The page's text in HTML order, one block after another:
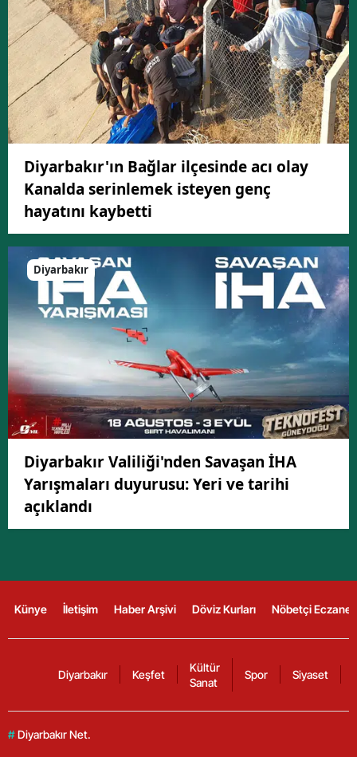
Diyarbakır'ın Bağlar ilçesinde acı olay
Kanalda serinlemek isteyen genç
hayatını kaybetti
Diyarbakır
Diyarbakır Valiliği'nden Savaşan İHA
Yarışmaları duyurusu: Yeri ve tarihi
açıklandı
Künye İletişim Haber Arşivi Döviz Kurları Nöbetçi
Diyarbakır Keşfet
Kültür
Sanat
Spor Siyaset
# Diyarbakır Net.